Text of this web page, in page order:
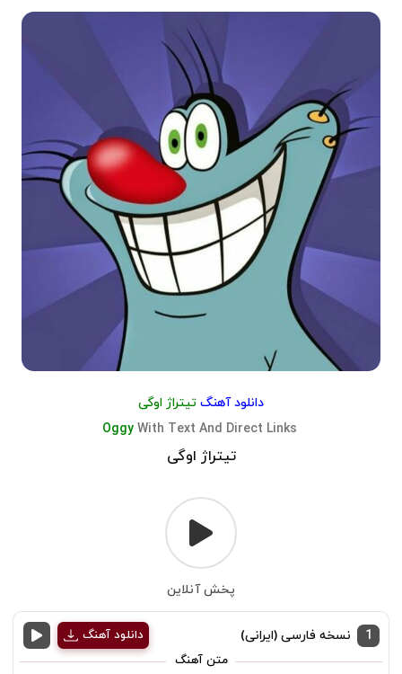
دانلود آهنگ تيتراژ اوگی
Oggy With Text And Direct Links
تيتراژ اوگی
پخش آنلاین
1 نسخه فارسی (ایرانی) دانلود آهنگ